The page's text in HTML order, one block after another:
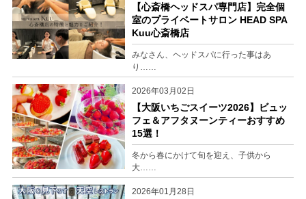
【心斎橋ヘッドスパ専門店】完全個
室のプライベートサロン HEAD SPA
Kuu心斎橋店
みなさん、ヘッドスパに行った事はあ
り……
2026年03月02日
【大阪いちごスイーツ2026】ビュッ
フェ＆アフタヌーンティーおすすめ
15選！
冬から春にかけて旬を迎え、子供から
大……
2026年01月28日